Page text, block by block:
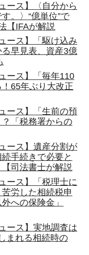
ース】〈自分から
。〉“億単位”で
【IFAが解説
ース】「駆け込み
早見表、資産3億
ース】「毎年110
65年ぶり大改正
ース】「生前の預
「税務署からの
ース】遺産分割が
手続きで必要と
司法書士が解説
ース】「税理士に
労した相続税申
への保険金」
ース】実地調査は
まれる相続時の